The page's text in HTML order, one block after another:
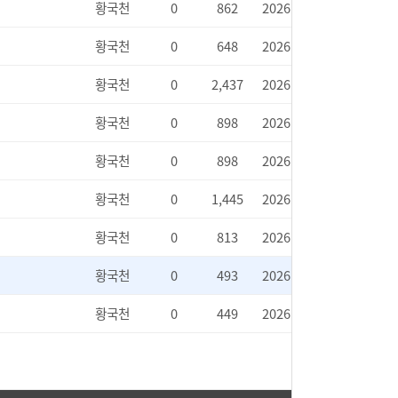
황국천 0 862
2026.05.15
황국천
0 648
2026.05.12
황국천
0 2,437
2026.05.08
황국천
0 898
2026.04.30
황국천
0 898
2026.04.27
황국천
0 1,445
2026.04.22
황국천
0 813
2026.04.21
황국천
0 493
2026.04.21
황국천
0 449 2026.04.08